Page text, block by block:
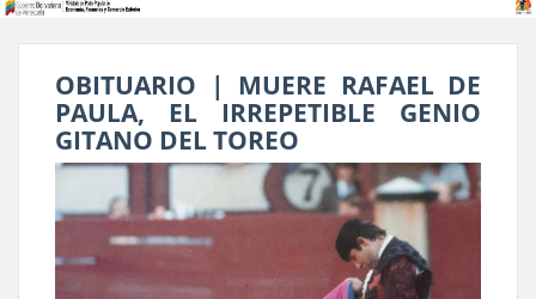
OBITUARIO | MUERE RAFAEL DE
PAULA, EL IRREPETIBLE GENIO
GITANO DEL TOREO